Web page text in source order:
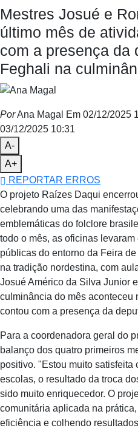
Mestres Josué e
último mês de
com a presença da
Feghali na
PorAna Magal Em 02/12/2025
03/12/2025 10:31
A-
A+
REPORTAR ERROS
O projeto Raízes Daqui
celebrando uma das
emblemáticas do folclore
todo o mês, as oficinas
públicas do entorno da Feira
na tradição nordestina, com
Josué Américo da Silva Junior
culminância do mês aconteceu
contou com a presença da
Para a coordenadora geral do
balanço dos quatro primeiros
positivo. "Estou muito satisfeita
escolas, o resultado da troca
sido muito enriquecedor. O
comunitária aplicada na
eficiência e colhendo